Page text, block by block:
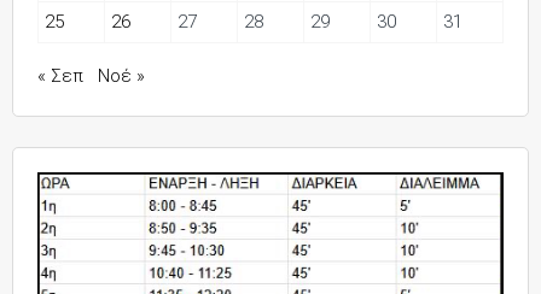
25
26 27 28 29 30 31
« Σεπ Νοέ »